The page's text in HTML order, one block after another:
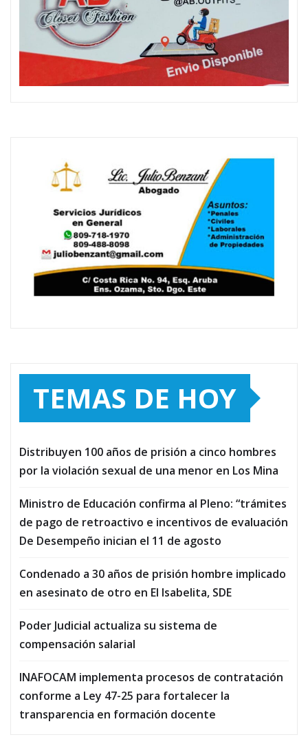
TEMAS DE HOY
Distribuyen 100 años de prisión a cinco hombres
por la violación sexual de una menor en Los Mina
Ministro de Educación confirma al Pleno: “trámites
de pago de retroactivo e incentivos de evaluación
De Desempeño inician el 11 de agosto
Condenado a 30 años de prisión hombre implicado
en asesinato de otro en El Isabelita, SDE
Poder Judicial actualiza su sistema de
compensación salarial
INAFOCAM implementa procesos de contratación
conforme a Ley 47-25 para fortalecer la
transparencia en formación docente